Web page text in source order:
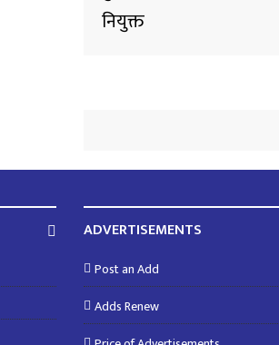
ADVERTISEMENTS
Post an Add
Adds Renew